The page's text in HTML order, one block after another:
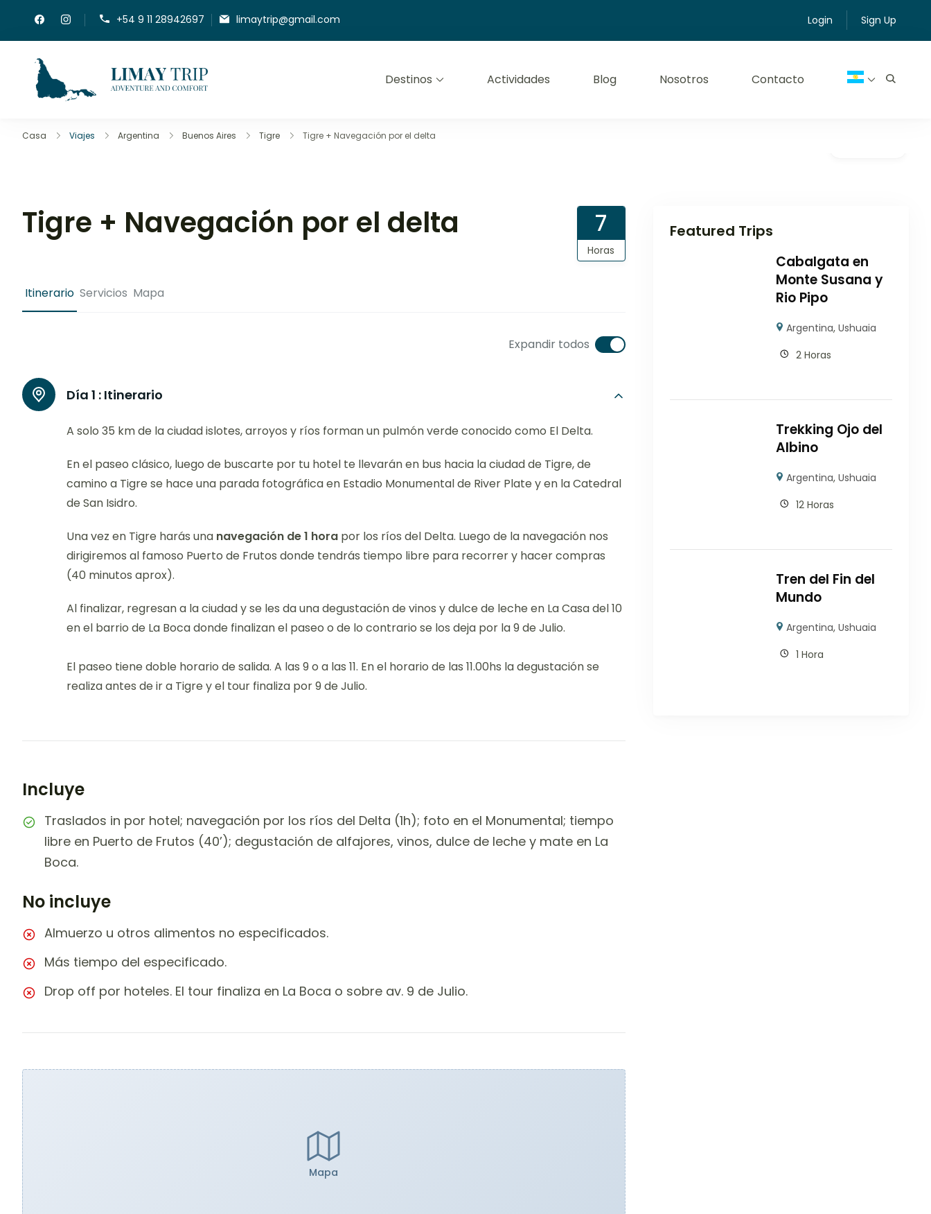
+54 9 11 28942697 limaytrip@gmail.com Login Sign Up
Destinos Actividades Blog Nosotros Contacto
Casa Viajes Argentina Buenos Aires Tigre Tigre + Navegación por el delta
Tigre + Navegación por el delta 7
Horas
Itinerario Servicios Mapa
Expandir todos
Día 1 : Itinerario
A solo 35 km de la ciudad islotes, arroyos y ríos forman un pulmón verde conocido como El Delta.
En el paseo clásico, luego de buscarte por tu hotel te llevarán en bus hacia la ciudad de Tigre, de
camino a Tigre se hace una parada fotográfica en Estadio Monumental de River Plate y en la Catedral
de San Isidro.
Una vez en Tigre harás una navegación de 1 hora por los ríos del Delta. Luego de la navegación nos
dirigiremos al famoso Puerto de Frutos donde tendrás tiempo libre para recorrer y hacer compras
(40 minutos aprox).
Al finalizar, regresan a la ciudad y se les da una degustación de vinos y dulce de leche en La Casa del 10
en el barrio de La Boca donde finalizan el paseo o de lo contrario se los deja por la 9 de Julio.
El paseo tiene doble horario de salida. A las 9 o a las 11. En el horario de las 11.00hs la degustación se
realiza antes de ir a Tigre y el tour finaliza por 9 de Julio.
Incluye
Traslados in por hotel; navegación por los ríos del Delta (1h); foto en el Monumental; tiempo
libre en Puerto de Frutos (40’); degustación de alfajores, vinos, dulce de leche y mate en La
Boca.
No incluye
Almuerzo u otros alimentos no especificados.
Más tiempo del especificado.
Drop off por hoteles. El tour finaliza en La Boca o sobre av. 9 de Julio.
Mapa
Featured Trips
Cabalgata en
Monte Susana y
Rio Pipo
Argentina, Ushuaia
2 Horas
Trekking Ojo del
Albino
Argentina, Ushuaia
12 Horas
Tren del Fin del
Mundo
Argentina, Ushuaia
1 Hora